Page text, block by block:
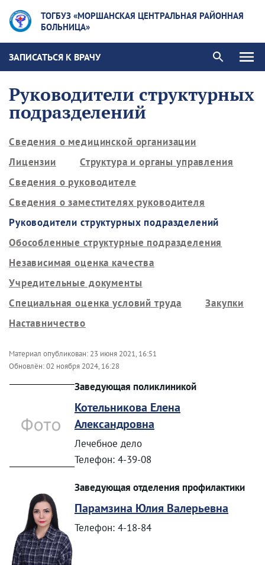
ТОГБУЗ «МОРШАНСКАЯ ЦЕНТРАЛЬНАЯ РАЙОННАЯ
БОЛЬНИЦА»
ЗАПИСАТЬСЯ К ВРАЧУ
Руководители структурных
подразделений
Сведения о медицинской организации
Лицензии
Структура и органы управления
Сведения о руководителе
Сведения о заместителях руководителя
Руководители структурных подразделений
Обособленные структурные подразделения
Независимая оценка качества
Учредительные документы
Специальная оценка условий труда
Закупки
Наставничество
Материал опубликован: 23 июня 2021, 16:51
Обновлён:02 ноября 2024, 16:28
Заведующая поликлиникой
Котельникова Елена
Александровна
Лечебное дело
Телефон: 4-39-08
Заведующая отделения профилактики
Парамзина Юлия Валерьевна
Телефон: 4-18-84